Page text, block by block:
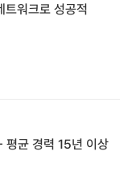
트워크로 성공적